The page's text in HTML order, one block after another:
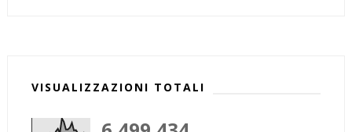
VISUALIZZAZIONI TOTALI